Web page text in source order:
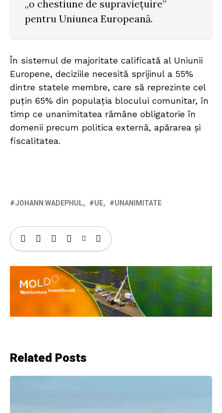
„o chestiune de supraviețuire”
pentru Uniunea Europeană.
În sistemul de majoritate calificată al Uniunii
Europene, deciziile necesită sprijinul a 55%
dintre statele membre, care să reprezinte cel
puțin 65% din populația blocului comunitar, în
timp ce unanimitatea rămâne obligatorie în
domenii precum politica externă, apărarea și
fiscalitatea.
JOHANN WADEPHUL UE UNANIMITATE
Related Posts